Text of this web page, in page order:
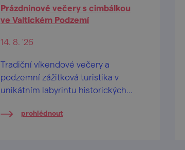
Prázdninové večery s cimbálkou
ve Valtickém Podzemí
14. 8. '26
Tradiční víkendové večery a
podzemní zážitková turistika v
unikátním labyrintu historických
prohlédnout